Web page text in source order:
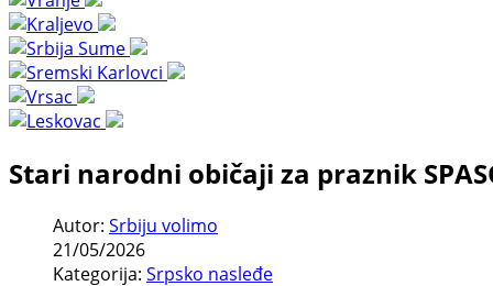
Stari narodni običaji za praznik
Autor: Srbiju volimo
21/05/2026
Kategorija: Srpsko nasleđe